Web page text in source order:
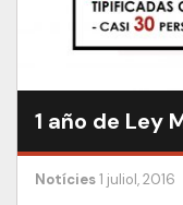
1 año de Ley
Notícies1 juliol, 2016